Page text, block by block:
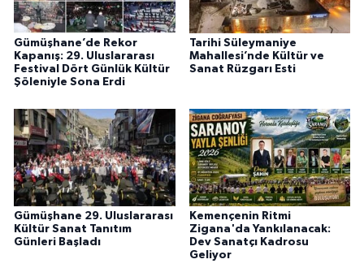
Gümüşhane’de Rekor
Kapanış: 29. Uluslararası
Festival Dört Günlük Kültür
Şöleniyle Sona Erdi
Tarihi Süleymaniye
Mahallesi’nde Kültür ve
Sanat Rüzgarı Esti
Gümüşhane 29. Uluslararası
Kültür Sanat Tanıtım
Günleri Başladı
Kemençenin Ritmi
Zigana'da Yankılanacak:
Dev Sanatçı Kadrosu
Geliyor